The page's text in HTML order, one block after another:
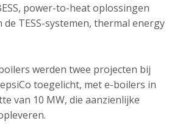
power-to-heat oplossingen
TESS-systemen, thermal energy
werden twee projecten bij
toegelicht, met e-boilers in
van 10 MW, die aanzienlijke